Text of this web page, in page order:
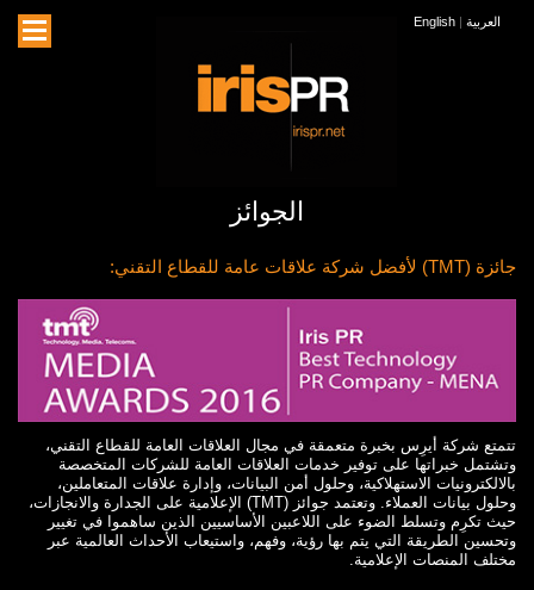
العربية |
English
الجوائز
جائزة (TMT) لأفضل شركة علاقات عامة للقطاع التقني:
تتمتع شركة أيرِس بخبرة متعمقة في مجال العلاقات العامة للقطاع التقني،
وتشتمل خبراتها على توفير خدمات العلاقات العامة للشركات المتخصصة
بالالكترونيات الاستهلاكية، وحلول أمن البيانات، وإدارة علاقات المتعاملين،
وحلول بيانات العملاء. وتعتمد جوائز (TMT) الإعلامية على الجدارة والانجازات،
حيث تكرِم وتسلط الضوء على اللاعبين الأساسيين الذين ساهموا في تغيير
وتحسين الطريقة التي يتم بها رؤية، وفهم، واستيعاب الأحداث العالمية عبر
مختلف المنصات الإعلامية.